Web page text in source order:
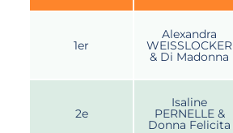
1er
Alexandra
WEISSLOCKER
& Di Madonna
2e
Isaline
PERNELLE &
Donna Felicita